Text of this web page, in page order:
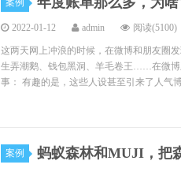
案例
2022-01-12 admin 阅读(5100)
这两天网上冲浪的时候，在微博和朋友圈
生弄潮鹅、钱包黑洞、羊毛卷王……在微博
事： 有趣的是，这些人设甚至引来了人
案例 蚂蚁森林和MUJI，把